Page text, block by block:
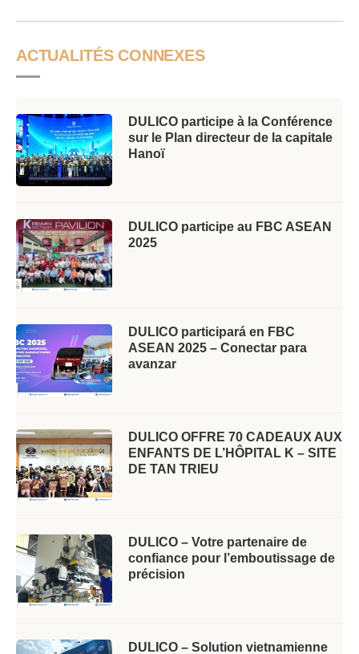
ACTUALITÉS CONNEXES
DULICO participe à la Conférence
sur le Plan directeur de la capitale
Hanoï
DULICO participe au FBC ASEAN
2025
DULICO participará en FBC
ASEAN 2025 – Conectar para
avanzar
DULICO OFFRE 70 CADEAUX AUX
ENFANTS DE L’HÔPITAL K – SITE
DE TAN TRIEU
DULICO – Votre partenaire de
confiance pour l’emboutissage de
précision
DULICO – Solution vietnamienne